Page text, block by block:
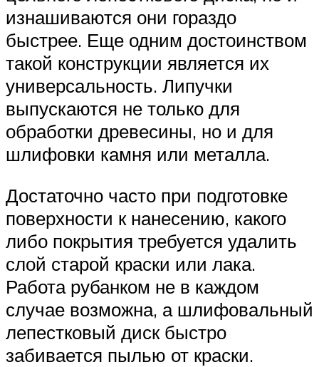
изнашиваются они гораздо
быстрее. Еще одним достоинством
такой конструкции является их
универсальность. Липучки
выпускаются не только для
обработки древесины, но и для
шлифовки камня или металла.
Достаточно часто при подготовке
поверхности к нанесению, какого
либо покрытия требуется удалить
слой старой краски или лака.
Работа рубанком не в каждом
случае возможна, а шлифовальный
лепестковый диск быстро
забивается пылью от краски.